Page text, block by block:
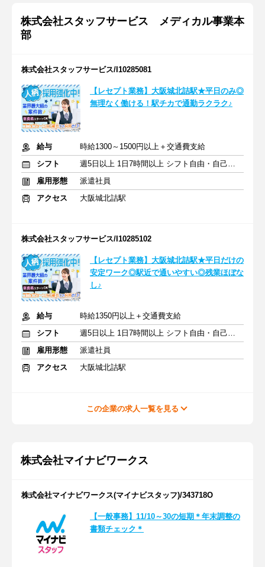
株式会社スタッフサービス メディカル事業本
部
株式会社スタッフサービス/I10285081
【レセプト業務】大阪城北詰駅★平日のみ◎
無理なく働ける！駅チカで通勤ラクラク♪
給与
時給1300～1500円以上＋交通費支給
シフト
週5日以上 1日7時間以上 シフト自由・自己申告
雇用形態
派遣社員
アクセス
大阪城北詰駅
株式会社スタッフサービス/I10285102
【レセプト業務】大阪城北詰駅★平日だけの
安定ワーク◎駅近で通いやすい◎残業ほぼな
し♪
給与
時給1350円以上＋交通費支給
シフト
週5日以上 1日7時間以上 シフト自由・自己申告
雇用形態
派遣社員
アクセス
大阪城北詰駅
この企業の求人一覧を見る
株式会社マイナビワークス
株式会社マイナビワークス(マイナビスタッフ)/343718O
【一般事務】11/10～30の短期＊年末調整の
書類チェック＊